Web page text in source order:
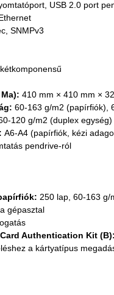
USB 2.0 port
SNMPv3
410 mm × 410 mm ×
60-163 g/m2 (papírfiók),
120 g/m2 (duplex egység)
A6-A4 (papírfiók, kézi
pendrive-ról
250 lap, 60-163 g/
gépasztal
Authentication Kit (B):
a kártyatípus